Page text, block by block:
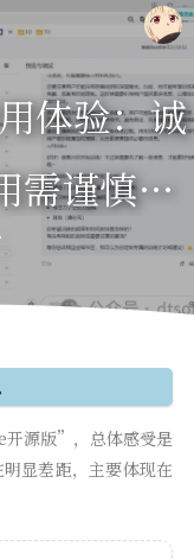
体验：诚
需谨慎选
开源版”，总体感受是
显差距，主要体现在